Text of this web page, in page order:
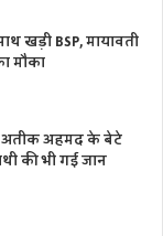
खड़ी BSP, मायावती
मौका
अतीक अहमद के बेटे
की भी गई जान